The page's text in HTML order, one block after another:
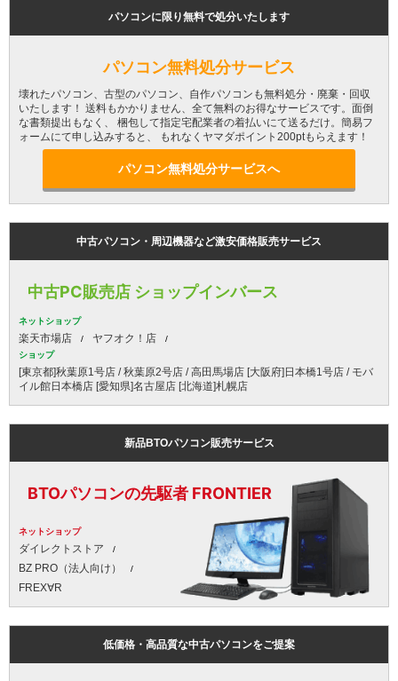
パソコンに限り無料で処分いたします
パソコン無料処分サービス
壊れたパソコン、古型のパソコン、自作パソコンも無料処分・廃棄・回収
いたします！ 送料もかかりません、全て無料のお得なサービスです。面倒
な書類提出もなく、 梱包して指定宅配業者の着払いにて送るだけ。簡易フ
ォームにて申し込みすると、 もれなくヤマダポイント200ptもらえます！
パソコン無料処分サービスへ
中古パソコン・周辺機器など激安価格販売サービス
中古PC販売店 ショップインバース
ネットショップ
楽天市場店 ヤフオク！店
ショップ
[東京都]秋葉原1号店 / 秋葉原2号店 / 高田馬場店 [大阪府]日本橋1号店 / モバ
イル館日本橋店 [愛知県]名古屋店 [北海道]札幌店
新品BTOパソコン販売サービス
BTOパソコンの先駆者 FRONTIER
ネットショップ
ダイレクトストア
BZ PRO（法人向け）
FREX∀R
低価格・高品質な中古パソコンをご提案